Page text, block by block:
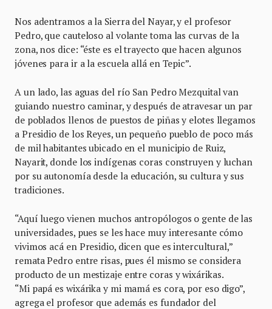
Nos adentramos a la Sierra del Nayar, y el profesor
Pedro, que cauteloso al volante toma las curvas de la
zona, nos dice: “éste es el trayecto que hacen algunos
jóvenes para ir a la escuela allá en Tepic”.
A un lado, las aguas del río San Pedro Mezquital van
guiando nuestro caminar, y después de atravesar un par
de poblados llenos de puestos de piñas y elotes llegamos
a Presidio de los Reyes, un pequeño pueblo de poco más
de mil habitantes ubicado en el municipio de Ruiz,
Nayarit, donde los indígenas coras construyen y luchan
por su autonomía desde la educación, su cultura y sus
tradiciones.
“Aquí luego vienen muchos antropólogos o gente de las
universidades, pues se les hace muy interesante cómo
vivimos acá en Presidio, dicen que es intercultural,”
remata Pedro entre risas, pues él mismo se considera
producto de un mestizaje entre coras y wixárikas.
“Mi papá es wixárika y mi mamá es cora, por eso digo”,
agrega el profesor que además es fundador del